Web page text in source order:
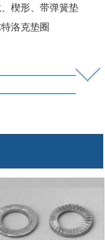
楔形、带弹簧垫
洛克垫圈